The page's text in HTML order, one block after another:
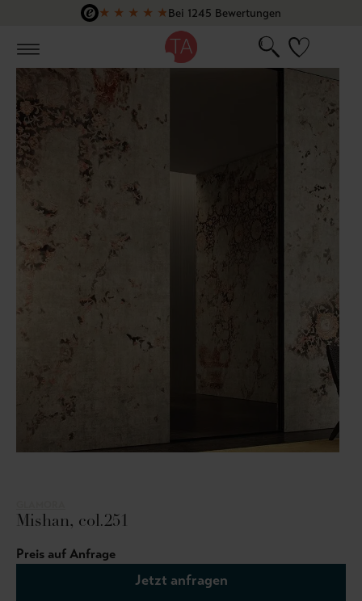
Zum Hauptinhalt springen
★ ★ ★ ★ ★Bei 1245 Bewertungen
Mishan, col.251
Preis auf Anfrage
Jetzt anfragen